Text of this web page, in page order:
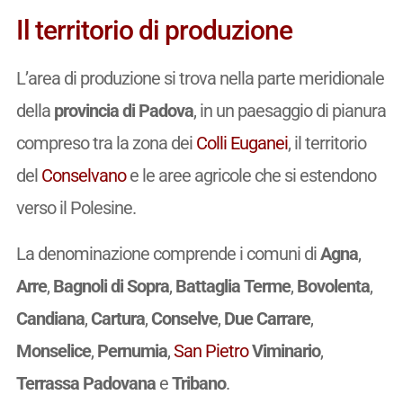
Il territorio di produzione
L’area di produzione si trova nella parte meridionale
della provincia di Padova, in un paesaggio di pianura
compreso tra la zona dei Colli Euganei, il territorio
del Conselvanoe le aree agricole che si estendono
verso il Polesine.
La denominazione comprende i comuni diAgna,
Arre, Bagnoli di Sopra, Battaglia Terme, Bovolenta,
Candiana, Cartura, Conselve, Due Carrare,
Monselice, Pernumia,San PietroViminario,
Terrassa PadovanaeTribano.